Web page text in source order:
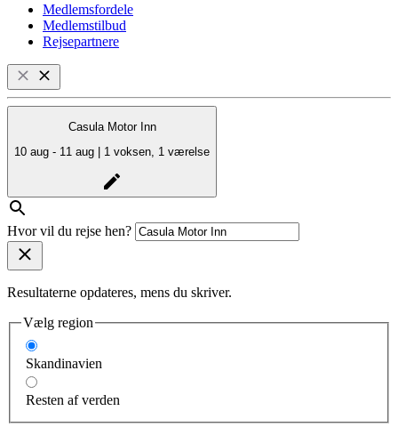
Medlemsfordele
Medlemstilbud
Rejsepartnere
Casula Motor Inn
10 aug - 11 aug | 1 voksen, 1 værelse
Hvor vil du rejse hen?
Resultaterne opdateres, mens du skriver.
Vælg region
Skandinavien
Resten af verden